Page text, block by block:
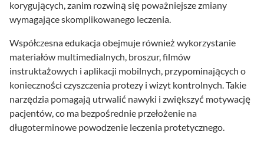
korygujących, zanim rozwiną się poważniejsze zmiany
wymagające skomplikowanego leczenia.
Współczesna edukacja obejmuje również wykorzystanie
materiałów multimedialnych, broszur, filmów
instruktażowych i aplikacji mobilnych, przypominających o
konieczności czyszczenia protezy i wizyt kontrolnych. Takie
narzędzia pomagają utrwalić nawyki i zwiększyć motywację
pacjentów, co ma bezpośrednie przełożenie na
długoterminowe powodzenie leczenia protetycznego.